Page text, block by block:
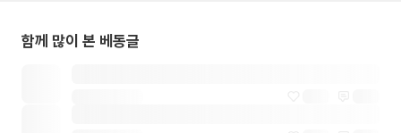
함께 많이 본 베동글